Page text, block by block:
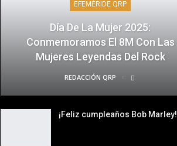
EFEMÉRIDE QRP
Día De La Mujer 2025:
Conmemoramos El 8M Con Las
Mujeres Leyendas Del Rock
REDACCIÓN QRP
¡Feliz cumpleaños Bob Marley!